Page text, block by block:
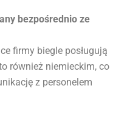
bezpośrednio ze
firmy biegle posługują
również niemieckim, co
z personelem